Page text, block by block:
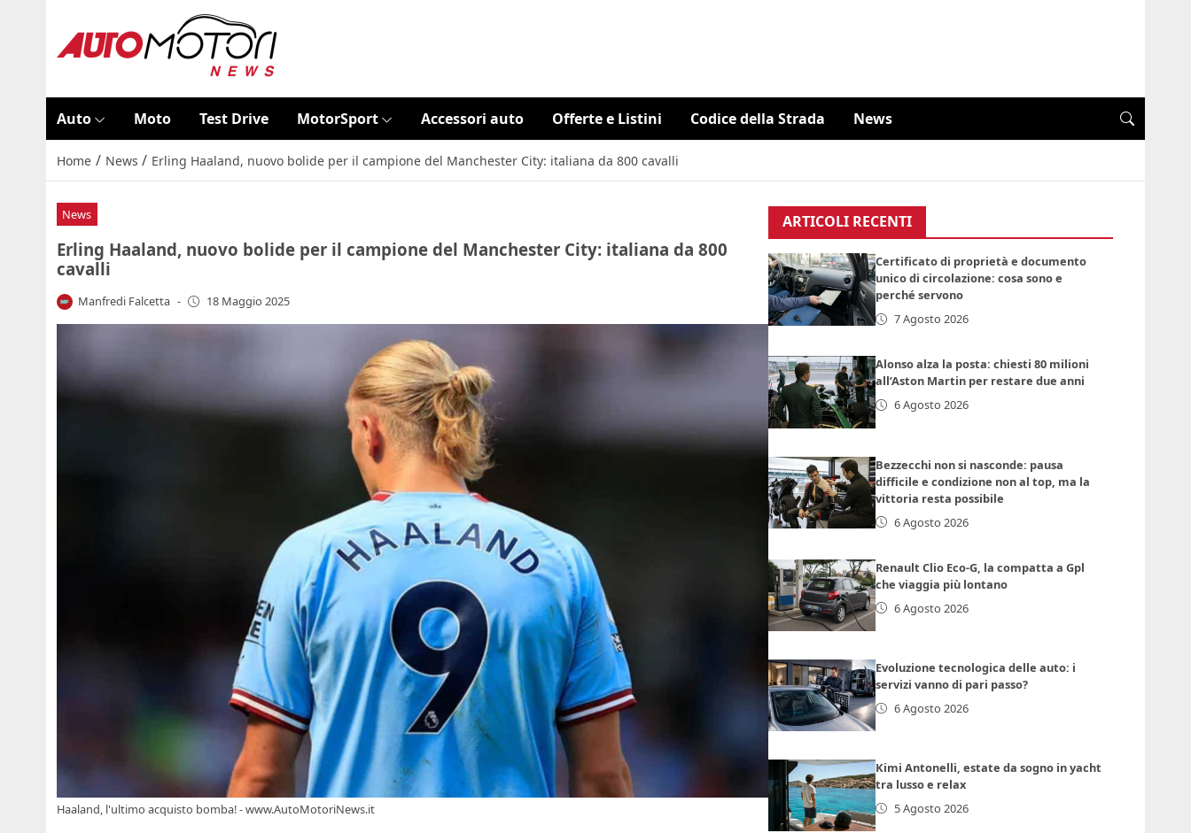
Auto Moto Test Drive MotorSport Accessori auto Offerte e Listini Codice della Strada News
Home / News / Erling Haaland, nuovo bolide per il campione del Manchester City: italiana da 800 cavalli
News
Erling Haaland, nuovo bolide per il campione del Manchester City: italiana da 800
cavalli
Manfredi Falcetta - 18 Maggio 2025
Haaland, l'ultimo acquisto bomba! - www.AutoMotoriNews.it
ARTICOLI RECENTI
Certificato di proprietà e documento
unico di circolazione: cosa sono e
perché servono
7 Agosto 2026
Alonso alza la posta: chiesti 80 milioni
all’Aston Martin per restare due anni
6 Agosto 2026
Bezzecchi non si nasconde: pausa
difficile e condizione non al top, ma la
vittoria resta possibile
6 Agosto 2026
Renault Clio Eco-G, la compatta a Gpl
che viaggia più lontano
6 Agosto 2026
Evoluzione tecnologica delle auto: i
servizi vanno di pari passo?
6 Agosto 2026
Kimi Antonelli, estate da sogno in yacht
tra lusso e relax
5 Agosto 2026